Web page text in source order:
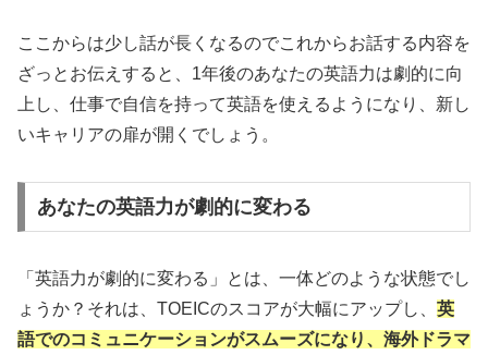
ここからは少し話が長くなるのでこれからお話する内容を
ざっとお伝えすると、1年後のあなたの英語力は劇的に向
上し、仕事で自信を持って英語を使えるようになり、新し
いキャリアの扉が開くでしょう。
あなたの英語力が劇的に変わる
「英語力が劇的に変わる」とは、一体どのような状態でし
ょうか？それは、TOEICのスコアが大幅にアップし、 英
語でのコミュニケーションがスムーズになり、海外ドラマ